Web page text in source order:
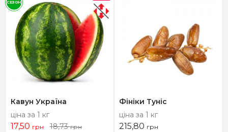
Кавун Україна
ціна за 1 кг
17,50 грн 18,73грн
СЕЗОН
Фініки Туніс
ціна за 1 кг
215,80 грн